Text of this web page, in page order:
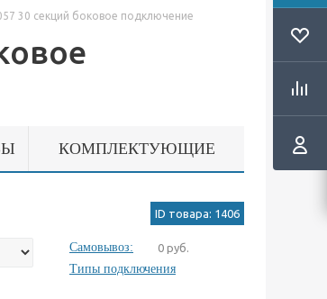
30 секций боковое подключение
КОМПЛЕКТУЮЩИЕ
ID товара: 1406
Самовывоз: 0 руб.
Типы подключения